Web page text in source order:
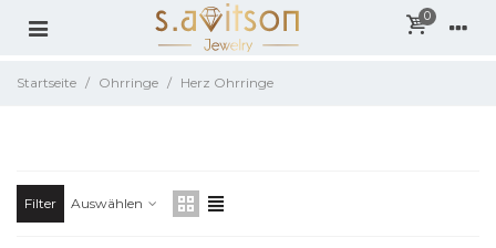
0
Startseite / Ohrringe / Herz Ohrringe
DAMEN
Herz Ohrringe
Filter Auswählen